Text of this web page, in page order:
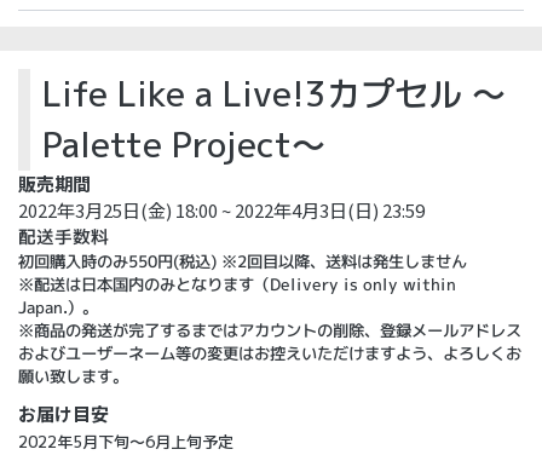
Life Like a Live!3カプセル ～
Palette Project～
販売期間
2022年3月25日(金) 18:00 ~ 2022年4月3日(日) 23:59
配送手数料
初回購入時のみ550円(税込) ※2回目以降、送料は発生しません
※配送は日本国内のみとなります（Delivery is only within
Japan.）。
※商品の発送が完了するまではアカウントの削除、登録メールアドレス
およびユーザーネーム等の変更はお控えいただけますよう、よろしくお
願い致します。
お届け目安
2022年5月下旬～6月上旬予定